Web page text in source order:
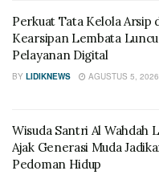
Perkuat Tata Kelola Arsip
Kearsipan Lembata
Pelayanan Digital
BY LIDIKNEWS AGUSTUS 5, 2026
Wisuda Santri Al Wahdah
Ajak Generasi Muda
Pedoman Hidup